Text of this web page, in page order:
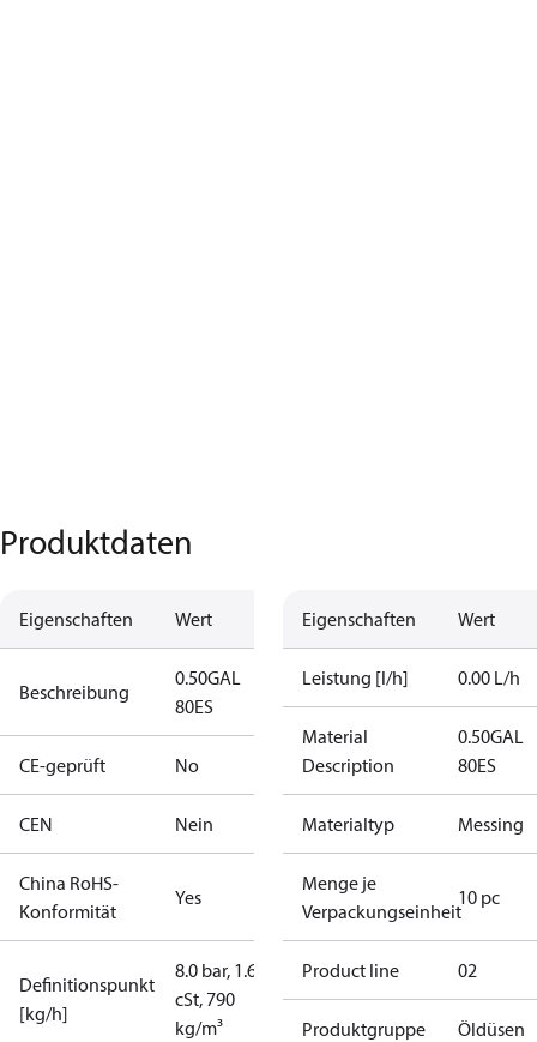
Produktdaten
Eigenschaften Wert
Beschreibung
0.50GAL
80ES
CE-geprüft No
CEN Nein
China RoHS-
Konformität
Yes
Definitionspunkt
[kg/h]
8.0 bar, 1.65
cSt, 790
kg/m³
Eigenschaften Wert
Leistung [l/h] 0.00 L/h
Material
Description
0.50GAL
80ES
Materialtyp Messing
Menge je
Verpackungseinheit
10 pc
Product line 02
Produktgruppe Öldüsen